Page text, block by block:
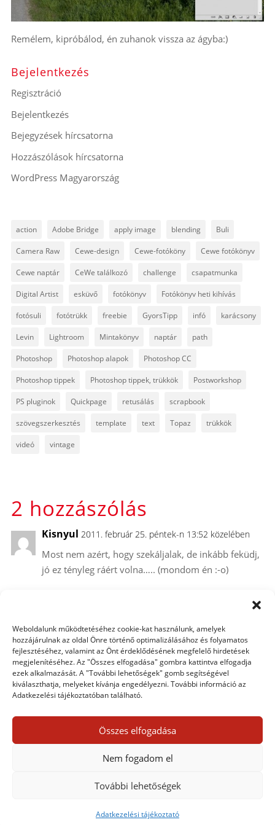
Weboldalunk működtetéséhez cookie-kat használunk, amelyek
hozzájárulnak az oldal Önre történő optimalizálásához és folyamatos
fejlesztéséhez, valamint az Önt érdeklődésének megfelelő hirdetések
megjelenítéséhez. Az "Összes elfogadása" gombra kattintva elfogadja
ezek alkalmazását. A "További lehetőségek" gomb segítségével
kiválaszthatja, melyeket kívánja engedélyezni. További információ az
Adatkezelési tájékoztatóban található.
Összes elfogadása
Nem fogadom el
További lehetőségek
Adatkezelési tájékoztató
Remélem, kipróbálod, én zuhanok vissza az ágyba:)
Bejelentkezés
Regisztráció
Bejelentkezés
Bejegyzések hírcsatorna
Hozzászólások hírcsatorna
WordPress Magyarország
action Adobe Bridge apply image blending Buli
Camera Raw Cewe-design Cewe-fotóköny Cewe fotókönyv
Cewe naptár CeWe találkozó challenge csapatmunka
Digital Artist esküvő fotókönyv Fotókönyv heti kihívás
fotósuli fotótrükk freebie GyorsTipp infó karácsony
Levin Lightroom Mintakönyv naptár path
Photoshop Photoshop alapok Photoshop CC
Photoshop tippek Photoshop tippek, trükkök Postworkshop
PS pluginok Quickpage retusálás scrapbook
szövegszerkesztés template text Topaz trükkök
videó vintage
2 hozzászólás
Kisnyul 2011. február 25. péntek-n 13:52 közelében
Most nem azért, hogy szekáljalak, de inkább feküdj,
jó ez tényleg ráért volna….. (mondom én :-o)
rubinka 2011. február 28. hétfő-n 11:41 közelében
Kösz a leírást, töltök és majd kipróbálom, kösz még
egyszer :)!
Egy hozzászólás elküldése
Hozzászólás küldéséhezbe kell jelentkezni